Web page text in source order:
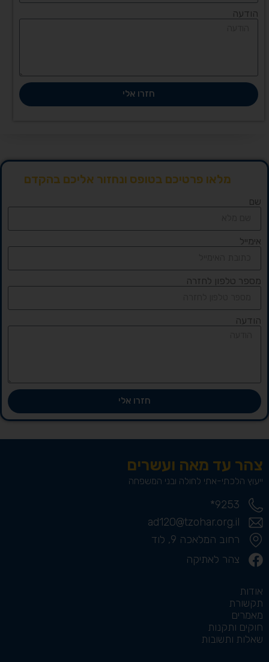
הודעה
חזרו אלי
מלאו פרטיכם בטופס ונחזור אליכם בהקדם
שם
אימייל
מספר טלפון לחזרה
הודעה
חזרו אלי
צהר עד מאה ועשרים
ייעוץ הלכתי-אתי לחולה ובני המשפחה
9253*
ad120@tzohar.org.il
רחוב המלאכה 9, לוד
צהר לאתיקה
אודות
תקשורת
מאמרים
חוקים ותקנות
שאלות ותשובות